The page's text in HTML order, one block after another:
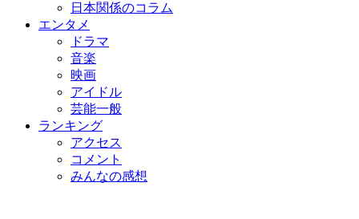
日本関係のコラム
エンタメ
ドラマ
音楽
映画
アイドル
芸能一般
ランキング
アクセス
コメント
みんなの感想